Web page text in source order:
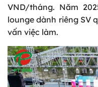
VND/tháng. Năm
lounge dành riêng SV
vấn việc làm.